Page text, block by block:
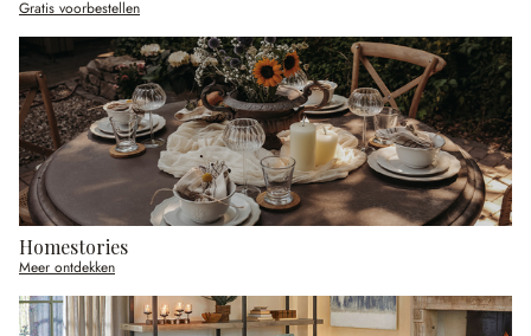
Gratis voorbestellen
Homestories
Meer ontdekken